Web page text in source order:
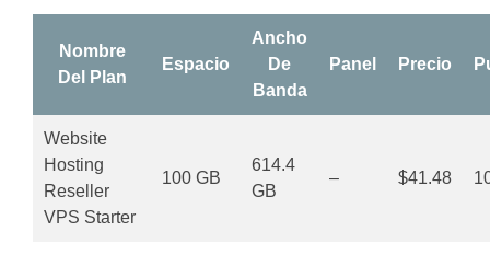
Nombre
Del Plan
Espacio
Ancho
De
Banda
Panel Precio
Website
Hosting
Reseller
VPS Starter
100 GB
614.4
GB
– $41.48